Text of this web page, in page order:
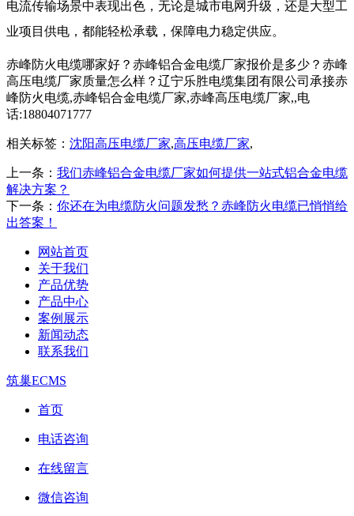
电流传输场景中表现出色，无论是城市电网升级，还是大型工
业项目供电，都能轻松承载，保障电力稳定供应。
赤峰防火电缆哪家好？赤峰铝合金电缆厂家报价是多少？赤峰
高压电缆厂家质量怎么样？辽宁乐胜电缆集团有限公司承接赤
峰防火电缆,赤峰铝合金电缆厂家,赤峰高压电缆厂家,,电
话:18804071777
相关标签： 沈阳高压电缆厂家,高压电缆厂家,
上一条： 我们赤峰铝合金电缆厂家如何提供一站式铝合金电缆
解决方案？
下一条： 你还在为电缆防火问题发愁？赤峰防火电缆已悄悄给
出答案！
网站首页
关于我们
产品优势
产品中心
案例展示
新闻动态
联系我们
筑巢ECMS
首页
电话咨询
在线留言
微信咨询